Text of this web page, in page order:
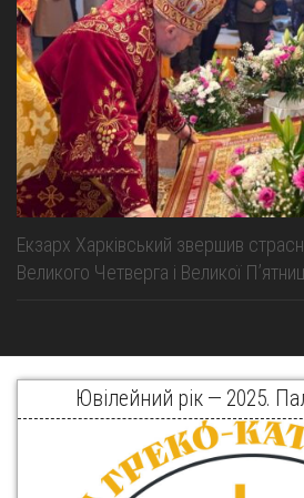
Екзарх Харківський звершив
Великого Четверга і Великої
Ювілейний рік — 2025.